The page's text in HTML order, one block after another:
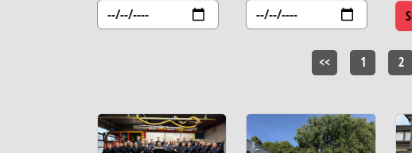
<< 1 2